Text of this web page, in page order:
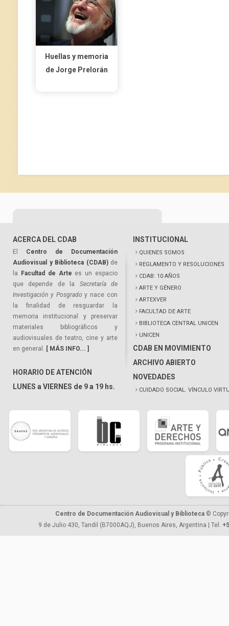
Huellas y memoria
de Jorge Prelorán
ACERCA DEL CDAB
El Centro de Documentación
Audiovisual y Biblioteca (CDAB)de
la
Facultad de Arte es un espacio
que depende de la Secretaría de
Investigación y Posgrado y nace con
la finalidad de resguardar la
memoria institucional y preservar
materiales bibliográficos y
audiovisuales de teatro, cine y arte
en general. [ MÁS INFO... ]
HORARIO DE ATENCIÓN
LUNES a VIERNES de 9 a 19 hs.
INSTITUCIONAL
QUIENES SOMOS
REGLAMENTO Y RESOLUCIONES
CDAB: 10 AÑOS
ARTE Y GÉNERO
ARTEXVER
FACULTAD DE ARTE
BIBLIOTECA CENTRAL UNICEN
UNICEN
CDAB EN MOVIMIENTO
ARCHIVO ABIERTO
NOVEDADES
CUIDADO SOCIAL. VÍNCULO
Centro de Documentación Audiovisual y Biblioteca ©
9 de Julio 430, Tandil (B7000AQJ), Buenos Aires, Argentina | Tel.